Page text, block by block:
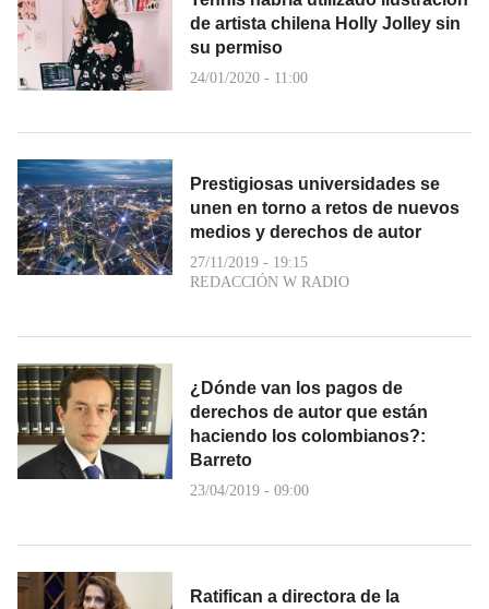
de artista chilena Holly Jolley sin
su permiso
24/01/2020 - 11:00
Prestigiosas universidades se
unen en torno a retos de nuevos
medios y derechos de autor
27/11/2019 - 19:15
REDACCIÓN W RADIO
¿Dónde van los pagos de
derechos de autor que están
haciendo los colombianos?:
Barreto
23/04/2019 - 09:00
Ratifican a directora de la